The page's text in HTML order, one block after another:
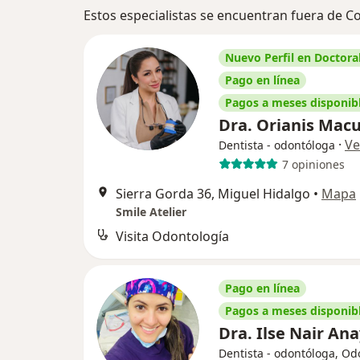
Estos especialistas se encuentran fuera de
Nuevo Perfil en
Pago en línea
Pagos a meses
Dra. Orianis
Dentista - odontóloga ·
7 opiniones
Sierra Gorda 36, Miguel Hidalgo • Mapa
Smile Atelier
Visita Odontología
Pago en línea
Pagos a meses
Dra. Ilse Nair
Dentista - odontóloga,